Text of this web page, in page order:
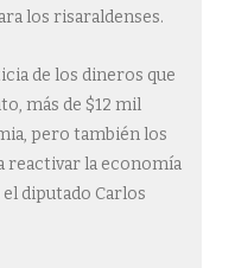
los risaraldenses.
de los dineros que
más de $12 mil
pero también los
reactivar la economía
el diputado Carlos